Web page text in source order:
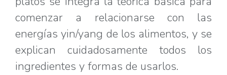
comenzar a relacionarse con las
energías yin/yang de los alimentos, y se
explican cuidadosamente todos los
ingredientes y formas de usarlos.